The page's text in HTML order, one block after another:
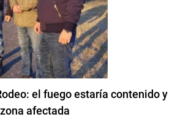
el fuego estaría contenido y
afectada